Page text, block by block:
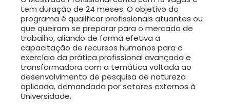
tem duração de 24 meses. O objetivo do
programa é qualificar profissionais atuantes ou
que queiram se preparar para o mercado de
trabalho, aliando de forma efetiva a
capacitação de recursos humanos para o
exercício da prática profissional avançada e
transformadora com a temática voltada ao
desenvolvimento de pesquisa de natureza
aplicada, demandada por setores externos à
Universidade.